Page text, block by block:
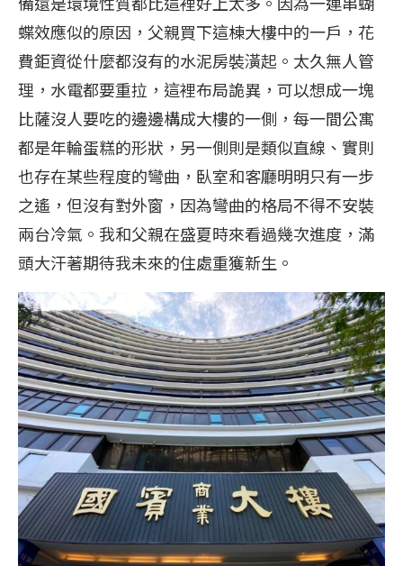
蝶效應似的原因，父親買下這棟大樓中的一戶，花
費鉅資從什麼都沒有的水泥房裝潢起。太久無人管
理，水電都要重拉，這裡布局詭異，可以想成一塊
比薩沒人要吃的邊邊構成大樓的一側，每一間公寓
都是年輪蛋糕的形狀，另一側則是類似直線、實則
也存在某些程度的彎曲，臥室和客廳明明只有一步
之遙，但沒有對外窗，因為彎曲的格局不得不安裝
兩台冷氣。我和父親在盛夏時來看過幾次進度，滿
頭大汗著期待我未來的住處重獲新生。